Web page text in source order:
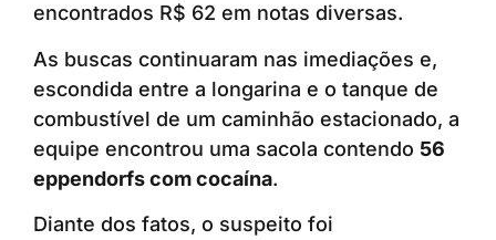
encontrados R$ 62 em notas diversas.
As buscas continuaram nas imediações e,
escondida entre a longarina e o tanque de
combustível de um caminhão estacionado, a
equipe encontrou uma sacola contendo 56
eppendorfs com cocaína.
Diante dos fatos, o suspeito foi